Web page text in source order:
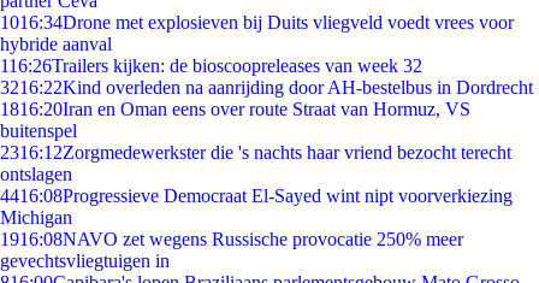
1016:34Drone met explosieven bij Duits vliegveld voedt vrees voor
hybride aanval
116:26Trailers kijken: de bioscoopreleases van week 32
3216:22Kind overleden na aanrijding door AH-bestelbus in Dordrecht
1816:20Iran en Oman eens over route Straat van Hormuz, VS
buitenspel
2316:12Zorgmedewerkster die 's nachts haar vriend bezocht terecht
ontslagen
4416:08Progressieve Democraat El-Sayed wint nipt voorverkiezing
Michigan
1916:08NAVO zet wegens Russische provocatie 250% meer
gevechtsvliegtuigen in